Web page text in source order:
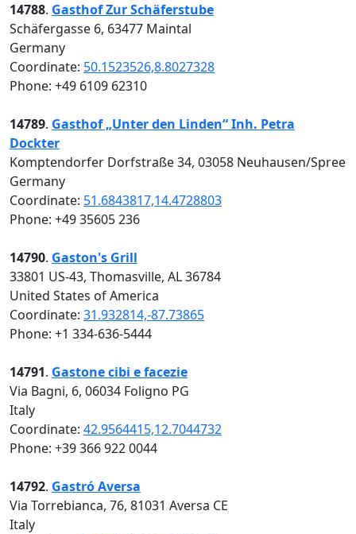
14788. Gasthof Zur Schäferstube
Schäfergasse 6, 63477 Maintal
Germany
Coordinate: 50.1523526,8.8027328
Phone: +49 6109 62310
14789. Gasthof „Unter den Linden“ Inh. Petra
Dockter
Komptendorfer Dorfstraße 34, 03058 Neuhausen/Spree
Germany
Coordinate: 51.6843817,14.4728803
Phone: +49 35605 236
14790. Gaston's Grill
33801 US-43, Thomasville, AL 36784
United States of America
Coordinate: 31.932814,-87.73865
Phone: +1 334-636-5444
14791. Gastone cibi e facezie
Via Bagni, 6, 06034 Foligno PG
Italy
Coordinate: 42.9564415,12.7044732
Phone: +39 366 922 0044
14792. Gastró Aversa
Via Torrebianca, 76, 81031 Aversa CE
Italy